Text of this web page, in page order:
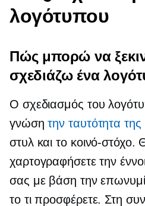
λογότυπου
Πώς μπορώ να
σχεδιάζω ένα
Ο σχεδιασμός του
γνώσητην ταυτότητα
στυλ και το κοινό-στόχο.
χαρτογραφήσετε την
σας με βάση την
το τι προσφέρετε. Στη